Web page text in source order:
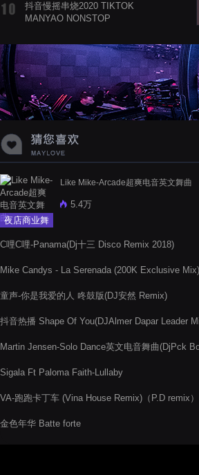
抖音慢摇串烧2020 TIKTOK
MANYAO NONSTOP
蝉爸爸妈妈爱存在夏天的风是想你的
声音啊
夜店商业舞
Like Mike-Arcade超爽电音英文舞曲
5.4万
C哩C哩-Panama(Dj十三 Disco Remix 2018)
Mike Candys - La Serenada (200K Exclusive Mix)
童声-你是我爱的人 咚鼓版(DJ安然 Remix)
抖音热播 Shape Of You(DJAlmer Dapar Leader
Martin Jensen-Solo Dance英文电音舞曲(DjPck
Sigala Ft Paloma Faith-Lullaby
VA-跑跑卡丁车 (Vina House Remix)（P.D remix）
金色年华 Batte forte